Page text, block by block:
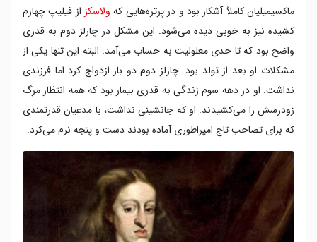
ماکسیمیلیان کاملاً آشکار بود و در پرتره‌هایی که ولاسکز از فیلیپ چهارم
کشیده نیز به خوبی دیده می‌شود. این مشکل در چارلز دوم به قدری
واضح بود که تا حدی معلولیت به حساب می‌آمد. البته این تنها یکی از
مشکلات او بعد از تولد بود. چارلز دوم دو بار ازدواج کرد اما فرزندی
نداشت. او در دهه سوم زندگی به قدری بیمار بود که همه انتظار مرگ
زودرسش را می‌کشیدند. او که جانشینی نداشت، با مدعیان قدرتمندی
که برای تصاحب تاج امپراطوری آماده بودند دست و پنجه نرم می‌کرد.